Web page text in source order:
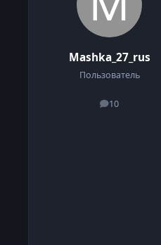
Mashka_27_rus
Пользователь
10
сообщения